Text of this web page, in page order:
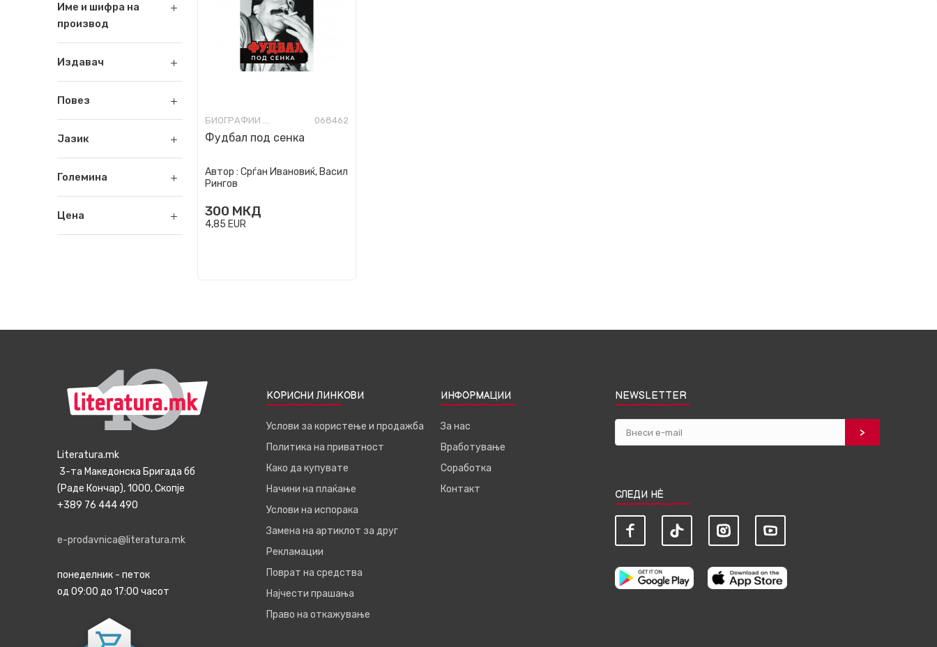
Име и шифра на
производ
Издавач
Повез
Јазик
Големина
Цена
БИОГРАФИИ И МЕМОАРИ 068462
Фудбал под сенка
Автор : Срѓан Ивановиќ, Васил
Рингов
300 МКД
4,85 EUR
Literatura.mk
3-та Македонска Бригада бб
(Раде Кончар), 1000, Скопје
+389 76 444 490
e-prodavnica@literatura.mk
понеделник - петок
од 09:00 до 17:00 часот
КОРИСНИ ЛИНКОВИ
Услови за користење и продажба
Политика на приватност
Како да купувате
Начини на плаќање
Услови на испорака
Замена на артиклот за друг
Рекламации
Поврат на средства
Најчести прашања
Право на откажување
ИНФОРМАЦИИ
За нас
Вработување
Соработка
Контакт
NEWSLETTER
СЛЕДИ НЀ